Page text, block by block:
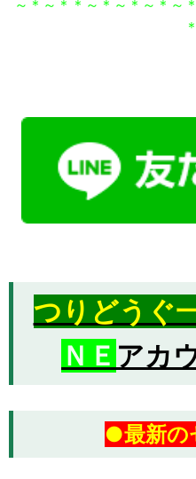
～＊～＊＊～＊～＊～＊～
つりどうぐ
ＮＥ アカ
●最新の